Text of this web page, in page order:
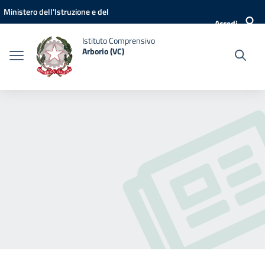
Vai ai contenuti
Vai al menu di navigazione
Vai al footer
Ministero dell'Istruzione e del
Accedi
Istituto Comprensivo
Arborio (VC)